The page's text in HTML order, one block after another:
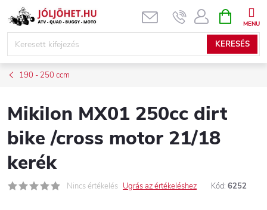
Ugrás
KERESÉS
KOSÁR
190 - 250 ccm
Mikilon MX01 250cc dirt
bike /cross motor 21/18
kerék
Nincs értékelés Ugrás az értékeléshez Kód: 6252